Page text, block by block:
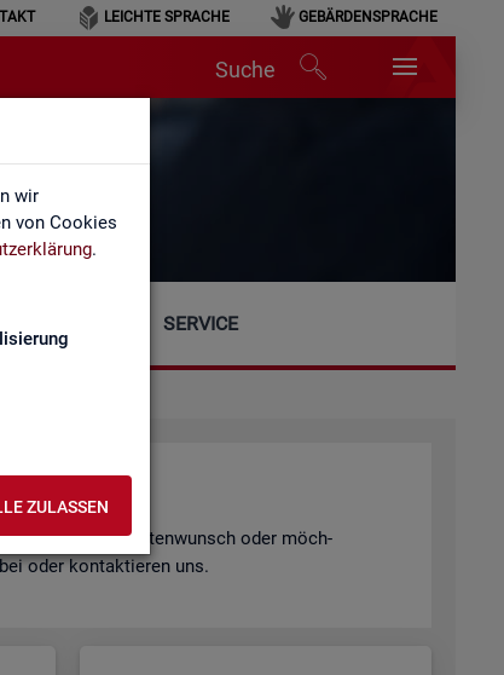
wir
von Cookies
.
ZULASSEN
LEICHTE SPRACHE GEBÄRDENSPRACHE
Suche
SERVICE
spe­zi­el­len Da­ten­wunsch oder möch­
oder kon­tak­tie­ren uns.